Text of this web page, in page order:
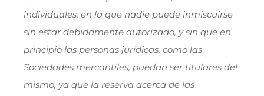
individuales, en la que nadie puede inmiscuirse
sin estar debidamente autorizado, y sin que en
principio las personas jurídicas, como las
Sociedades mercantiles, puedan ser titulares del
mismo, ya que la reserva acerca de las